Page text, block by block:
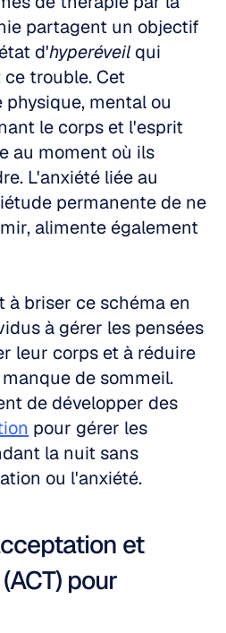
partagent un objectif
d'hyperéveil qui
trouble. Cet
mental ou
le corps et l'esprit
au moment où ils
L'anxiété liée au
permanente de ne
alimente également
à briser ce schéma en
à gérer les pensées
leur corps et à réduire
de sommeil.
pour gérer les
la nuit sans
ou l'anxiété.
et
pour